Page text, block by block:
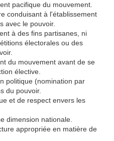
pacifique du mouvement.
conduisant à l'établissement
avec le pouvoir.
à des fins partisanes, ni
électorales ou des
du mouvement avant de se
élective.
politique (nomination par
du pouvoir.
et de respect envers les
dimension nationale.
appropriée en matière de